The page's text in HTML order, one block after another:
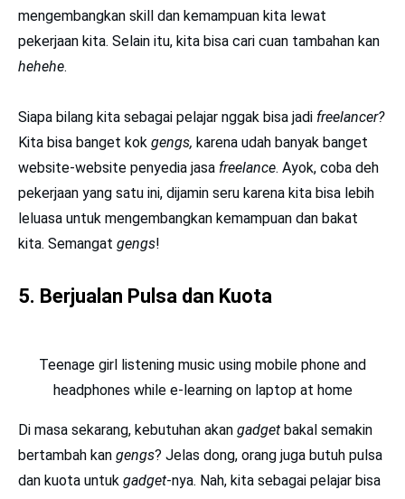
mengembangkan skill dan kemampuan kita lewat
pekerjaan kita. Selain itu, kita bisa cari cuan tambahan kan
hehehe.
Siapa bilang kita sebagai pelajar nggak bisa jadi freelancer?
Kita bisa banget kok gengs, karena udah banyak banget
website-website penyedia jasa freelance. Ayok, coba deh
pekerjaan yang satu ini, dijamin seru karena kita bisa lebih
leluasa untuk mengembangkan kemampuan dan bakat
kita. Semangat gengs!
5. Berjualan Pulsa dan Kuota
Teenage girl listening music using mobile phone and
headphones while e-learning on laptop at home
Di masa sekarang, kebutuhan akan gadget bakal semakin
bertambah kan gengs? Jelas dong, orang juga butuh pulsa
dan kuota untuk gadget-nya. Nah, kita sebagai pelajar bisa